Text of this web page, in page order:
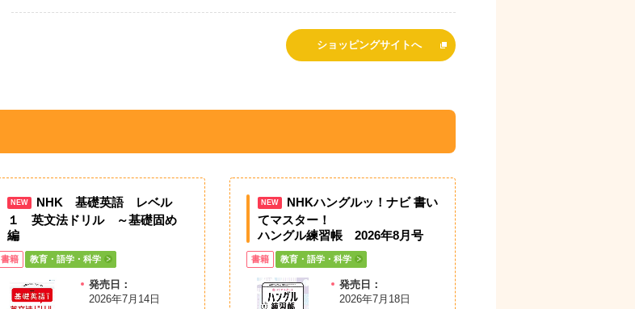
ショッピングサイトへ
NEW
NHK 基礎英語 レベル
１ 英文法ドリル ～基礎固め
編
書籍 教育・語学・科学
発売日：
2026年7月14日
NEW
NHKハングルッ！ナビ 書い
てマスター！
ハングル練習帳 2026年8月号
書籍 教育・語学・科学
発売日：
2026年7月18日